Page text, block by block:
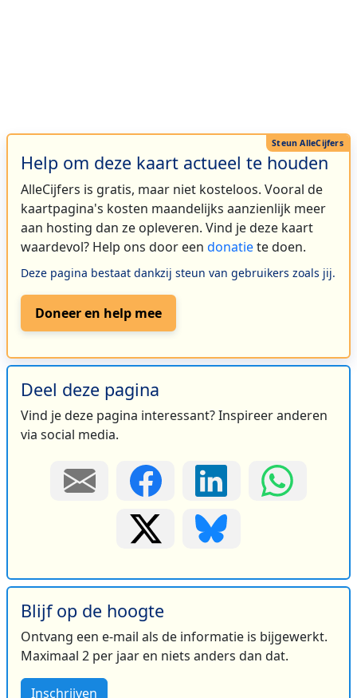
Help om deze kaart actueel te houden
AlleCijfers is gratis, maar niet kosteloos. Vooral de
kaartpagina's kosten maandelijks aanzienlijk meer
aan hosting dan ze opleveren. Vind je deze kaart
waardevol? Help ons door een donatiete doen.
Deze pagina bestaat dankzij steun van gebruikers zoals jij.
Doneer en help mee
Deel deze pagina
Vind je deze pagina interessant? Inspireer anderen
via social media.
Blijf op de hoogte
Ontvang een e-mail als de informatie is bijgewerkt.
Maximaal 2 per jaar en niets anders dan dat.
Inschrijven